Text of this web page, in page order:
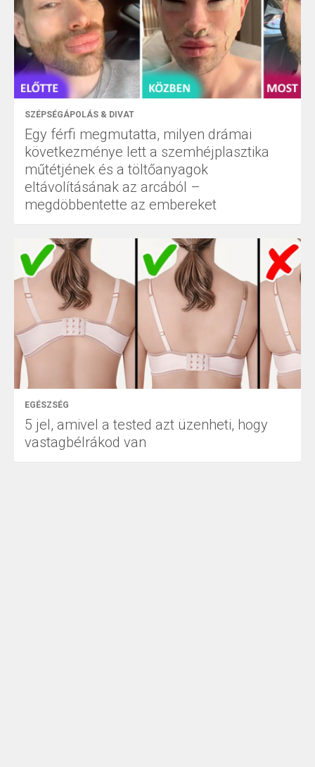
SZÉPSÉGÁPOLÁS & DIVAT
Egy férfi megmutatta, milyen drámai
következménye lett a szemhéjplasztika
műtétjének és a töltőanyagok
eltávolításának az arcából –
megdöbbentette az embereket
EGÉSZSÉG
5 jel, amivel a tested azt üzenheti, hogy
vastagbélrákod van